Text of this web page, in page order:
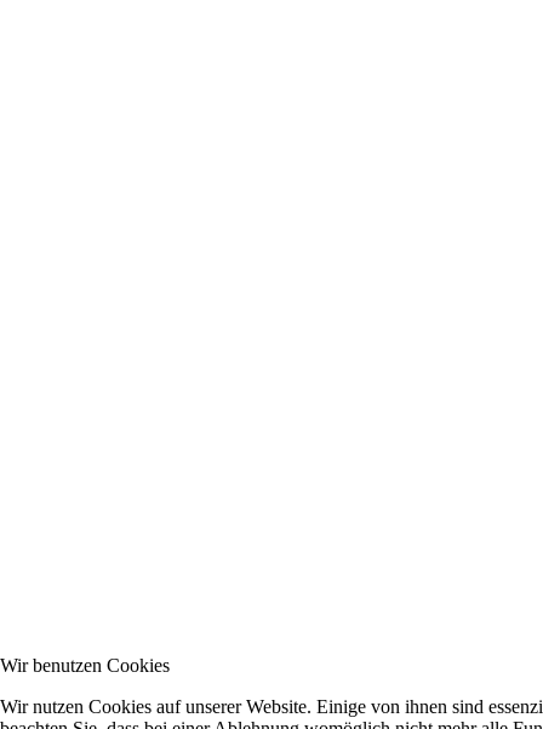
Wir benutzen Cookies
Wir nutzen Cookies auf unserer Website. Einige von ihnen sind